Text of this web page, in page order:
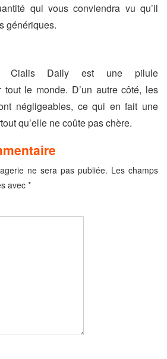
qui vous conviendra vu qu’il
génériques.
Cialis Daily est une pilule
tout le monde. D’un autre côté, les
négligeables, ce qui en fait une
qu’elle ne coûte pas chère.
ne sera pas publiée. Les champs
avec *